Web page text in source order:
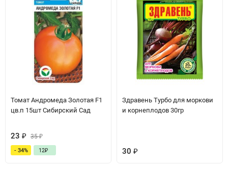
Томат Андромеда Золотая F1
цв.п 15шт Сибирский Сад
23 ₽ 35₽
- 34% 12₽
Здравень Турбо для моркови
и корнеплодов 30гр
30 ₽